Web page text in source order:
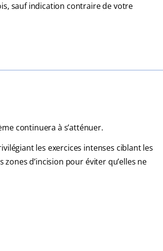
sauf indication contraire de votre
continuera à s’atténuer.
les exercices intenses ciblant les
d’incision pour éviter qu’elles ne